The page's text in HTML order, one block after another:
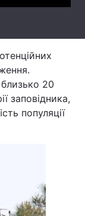
20
заповідника,
популяції